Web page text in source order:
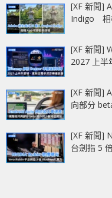
[XF 新聞]
Indigo 相
[XF 新聞]
2027 上半
[XF 新聞]
向部分
[XF 新聞]
台劍指 5